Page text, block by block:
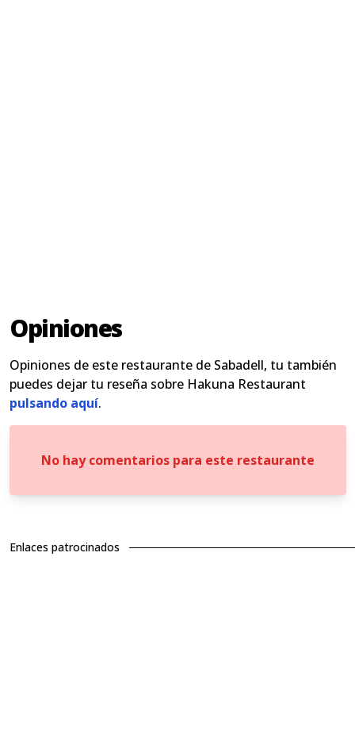
Opiniones
Opiniones de este restaurante de Sabadell, tu también
puedes dejar tu reseña sobre Hakuna Restaurant
pulsando aquí.
No hay comentarios para este restaurante
Enlaces patrocinados